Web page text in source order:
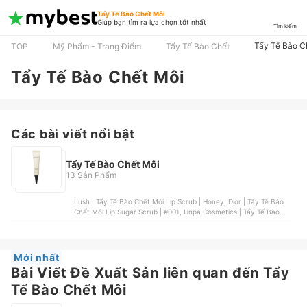
Tẩy Tế Bào Chết Môi
Giúp bạn tìm ra lựa chọn tốt nhất
Tìm kiếm
TOP Mỹ Phẩm - Trang Điểm Tẩy Tế Bào Chết Tẩy Tế Bào
Tẩy Tế Bào Chết Môi
Các bài viết nổi bật
Tẩy Tế Bào Chết Môi
13 Sản Phẩm
Lush | Tẩy Tế Bào Chết Môi Lip Scrub | Honey, Dior | Tẩy Tế Bào
Chết Môi Lip Sugar Scrub | #001, Unpa Cosmetics | Tẩy Tế Bào
Mới nhất
Bài Viết Đề Xuất Sản liên quan đến Tẩy
Tế Bào Chết Môi